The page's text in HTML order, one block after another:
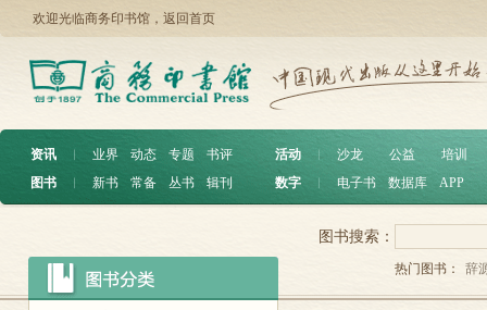
欢迎光临商务印书馆， 返回首页
资讯 ︱ 业界 动态 专题
书评
图书
︱ 新书 常备 丛书 辑刊
活动 沙龙 公益
培训
数字
电子书 数据库 APP
图书搜索：
热门图书： 辞